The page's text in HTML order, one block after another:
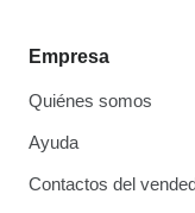
Empresa
Quiénes somos
Ayuda
Contactos del